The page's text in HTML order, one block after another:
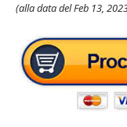
(alla data del Feb 13,